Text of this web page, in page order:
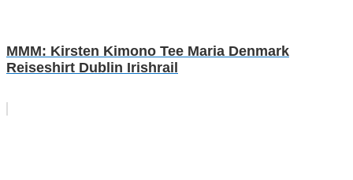
MMM: Kirsten Kimono Tee Maria Denmark
Reiseshirt Dublin Irishrail